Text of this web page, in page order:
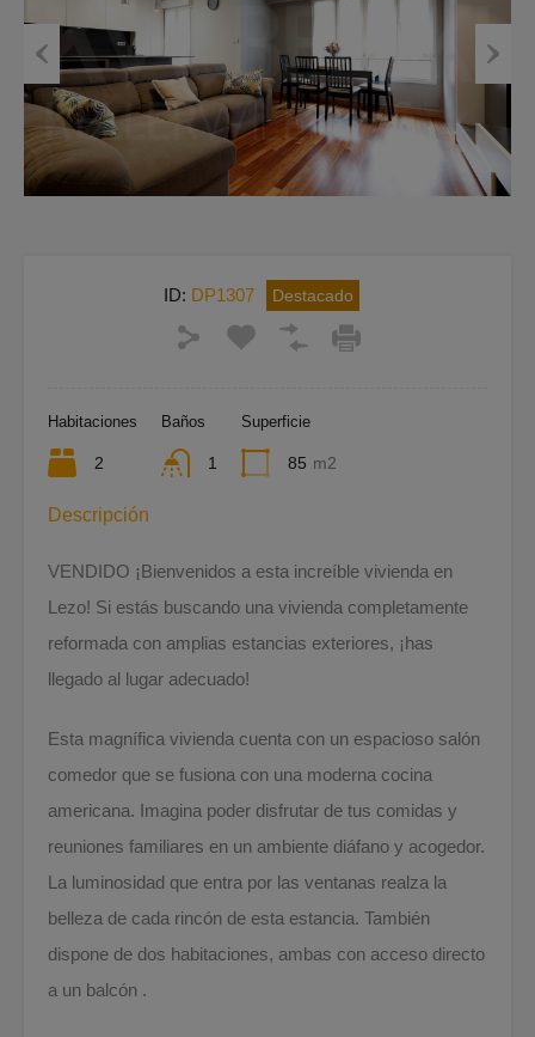
Previous
ID: DP1307 Destacado
Habitaciones
2
Baños
1
Superficie
85 m2
Descripción
VENDIDO ¡Bienvenidos a esta increíble vivienda en
Lezo! Si estás buscando una vivienda completamente
reformada con amplias estancias exteriores, ¡has
llegado al lugar adecuado!
Esta magnífica vivienda cuenta con un espacioso salón
comedor que se fusiona con una moderna cocina
americana. Imagina poder disfrutar de tus comidas y
reuniones familiares en un ambiente diáfano y acogedor.
La luminosidad que entra por las ventanas realza la
belleza de cada rincón de esta estancia. También
dispone de dos habitaciones, ambas con acceso directo
a un balcón .